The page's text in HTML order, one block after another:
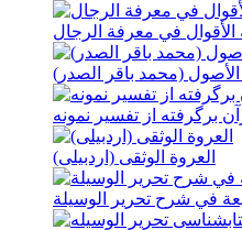
في معرفة الرجال
(محمد باقر الصدر)
برگرفته از تفسير نمونه
العروة الوثقی (اردبيلی)
في شرح تحریر الوسیلة